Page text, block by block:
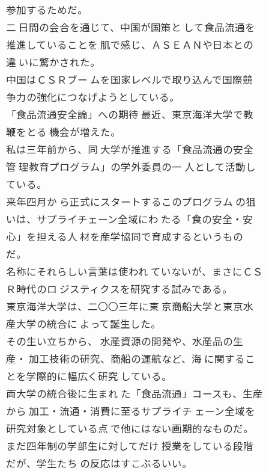
参加するためだ。
二 日間の会合を通じて、中国が国策と して食品流通を
推進していることを 肌で感じ、ＡＳＥＡＮや日本との
違 いに驚かされた。
中国はＣＳＲブー ムを国家レベルで取り込んで国際競
争力の強化につなげようとしている。
「食品流通安全論」への期待 最近、東京海洋大学で教
鞭をとる 機会が増えた。
私は三年前から、同 大学が推進する「食品流通の安全
管 理教育プログラム」の学外委員の一 人として活動し
ている。
来年四月か ら正式にスタートするこのプログラム の狙
いは、サプライチェーン全域にわ たる「食の安全・安
心」を担える人 材を産学協同で育成するというもの
だ。
名称にそれらしい言葉は使われ ていないが、まさにＣＳ
Ｒ時代のロ ジスティクスを研究する試みである。
東京海洋大学は、二〇〇三年に東 京商船大学と東京水
産大学の統合に よって誕生した。
その生い立ちから、 水産資源の開発や、水産品の生
産・ 加工技術の研究、商船の運航など、海 に関するこ
とを学際的に幅広く研究 している。
両大学の統合後に生まれ た「食品流通」コースも、生産
から 加工・流通・消費に至るサプライチ ェーン全域を
研究対象としている点 で他にはない画期的なものだ。
まだ四年制の学部生に対してだけ 授業をしている段階
だが、学生たち の反応はすこぶるいい。